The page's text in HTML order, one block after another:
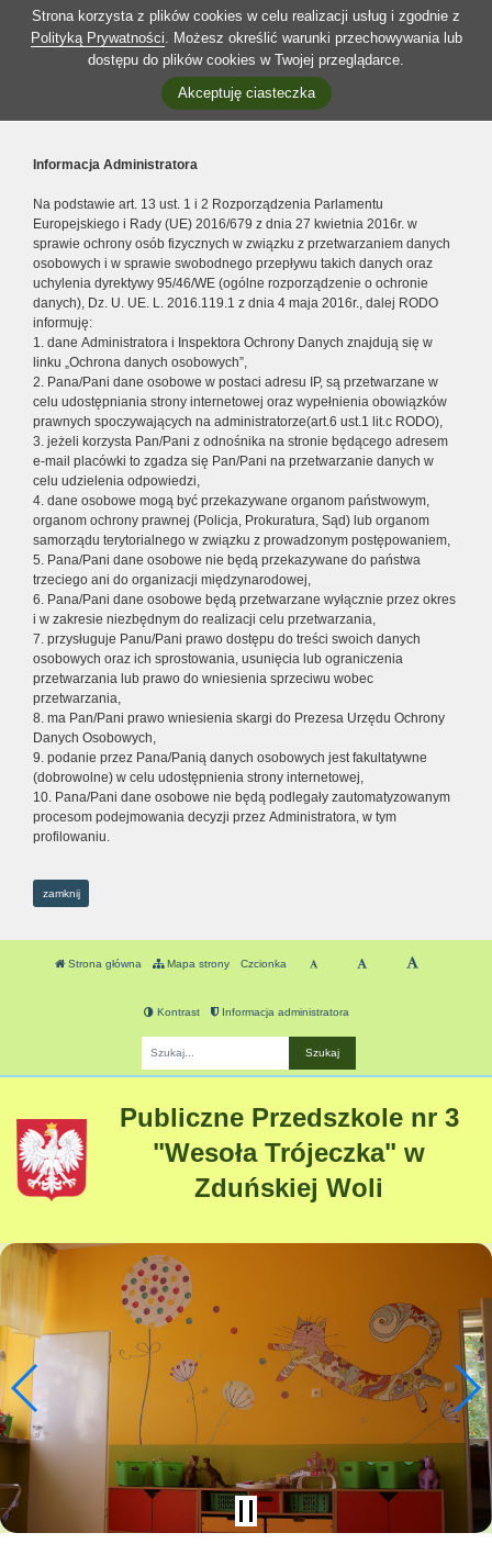
Strona korzysta z plików cookies w celu realizacji usług i zgodnie z
Polityką Prywatności. Możesz określić warunki przechowywania lub
dostępu do plików cookies w Twojej przeglądarce.
Akceptuję ciasteczka
Informacja Administratora
Na podstawie art. 13 ust. 1 i 2 Rozporządzenia Parlamentu
Europejskiego i Rady (UE) 2016/679 z dnia 27 kwietnia 2016r. w
sprawie ochrony osób fizycznych w związku z przetwarzaniem danych
osobowych i w sprawie swobodnego przepływu takich danych oraz
uchylenia dyrektywy 95/46/WE (ogólne rozporządzenie o ochronie
danych), Dz. U. UE. L. 2016.119.1 z dnia 4 maja 2016r., dalej RODO
informuję:
1. dane Administratora i Inspektora Ochrony Danych znajdują się w
linku „Ochrona danych osobowych”,
2. Pana/Pani dane osobowe w postaci adresu IP, są przetwarzane w
celu udostępniania strony internetowej oraz wypełnienia obowiązków
prawnych spoczywających na administratorze(art.6 ust.1 lit.c RODO),
3. jeżeli korzysta Pan/Pani z odnośnika na stronie będącego adresem
e-mail placówki to zgadza się Pan/Pani na przetwarzanie danych w
celu udzielenia odpowiedzi,
4. dane osobowe mogą być przekazywane organom państwowym,
organom ochrony prawnej (Policja, Prokuratura, Sąd) lub organom
samorządu terytorialnego w związku z prowadzonym postępowaniem,
5. Pana/Pani dane osobowe nie będą przekazywane do państwa
trzeciego ani do organizacji międzynarodowej,
6. Pana/Pani dane osobowe będą przetwarzane wyłącznie przez okres
i w zakresie niezbędnym do realizacji celu przetwarzania,
7. przysługuje Panu/Pani prawo dostępu do treści swoich danych
osobowych oraz ich sprostowania, usunięcia lub ograniczenia
przetwarzania lub prawo do wniesienia sprzeciwu wobec
przetwarzania,
8. ma Pan/Pani prawo wniesienia skargi do Prezesa Urzędu Ochrony
Danych Osobowych,
9. podanie przez Pana/Panią danych osobowych jest fakultatywne
(dobrowolne) w celu udostępnienia strony internetowej,
10. Pana/Pani dane osobowe nie będą podlegały zautomatyzowanym
procesom podejmowania decyzji przez Administratora, w tym
profilowaniu.
zamknij
Strona główna Mapa strony Czcionka
Kontrast Informacja administratora
Publiczne Przedszkole nr 3
"Wesoła Trójeczka" w
Zduńskiej Woli